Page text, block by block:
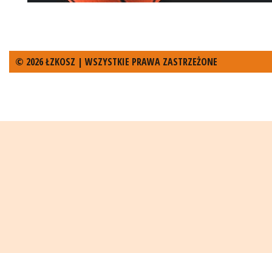
© 2026 ŁZKOSZ | WSZYSTKIE PRAWA ZASTRZEŻONE